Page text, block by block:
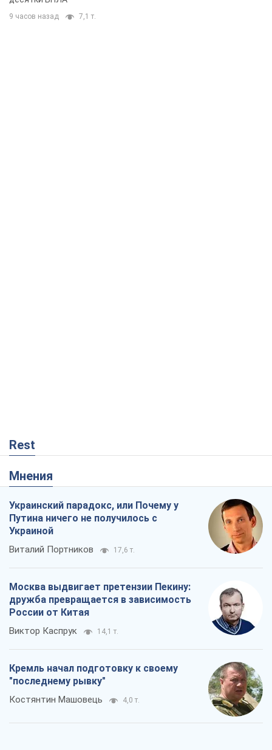
9 часов назад 7,1 т.
Rest
Мнения
Украинский парадокс, или Почему у
Путина ничего не получилось с
Украиной
Виталий Портников 17,6 т.
Москва выдвигает претензии Пекину:
дружба превращается в зависимость
России от Китая
Виктор Каспрук 14,1 т.
Кремль начал подготовку к своему
"последнему рывку"
Костянтин Машовець 4,0 т.